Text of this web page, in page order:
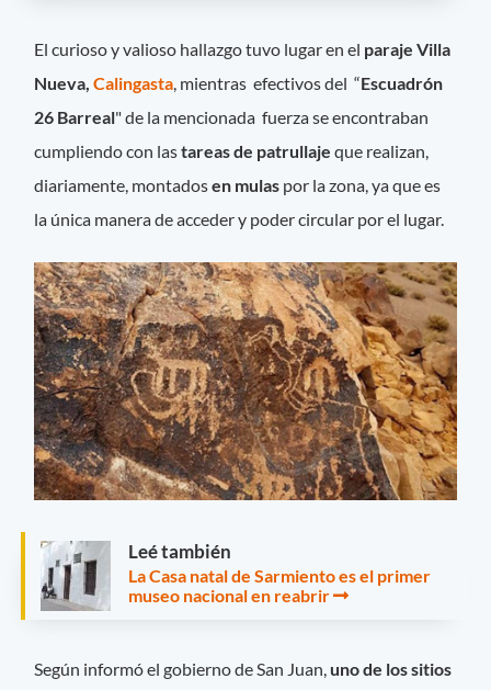
El curioso y valioso hallazgo tuvo lugar en el paraje Villa
Nueva,Calingasta, mientras efectivos del “Escuadrón
26 Barreal" de la mencionada fuerza se encontraban
cumpliendo con lastareas de patrullajeque realizan,
diariamente, montadosen mulas por la zona, ya que es
la única manera de acceder y poder circular por el lugar.
Leé también
La Casa natal de Sarmiento es el primer
museo nacional en reabrir
Según informó el gobierno de San Juan, uno de los sitios